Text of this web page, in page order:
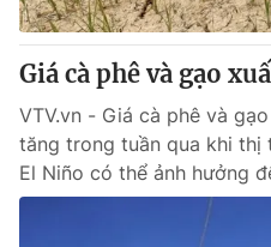
Câu chuyện quốc tế
Thị trường
Góc doanh nghiệp
Dữ liệu và đời sống
Truyền hình
Phim VTV
Hậu trường
Giải trí
Điện ảnh
Giá cà phê và gạo
VTV.vn - Giá cà phê và
tăng trong tuần qua khi thị
El Niño có thể ảnh hưởng